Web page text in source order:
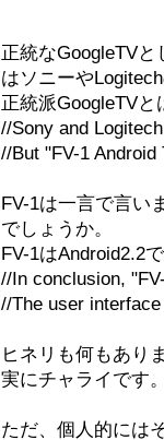
正統なGoogleTVと
はソニーや
正統派GoogleTV
//Sony and
//But "FV-1
FV-1は一言で言い
でしょうか。
FV-1はAndroid2.2
//In conclusion,
//The user
ヒネリも何もあり
実にチャライです。
ただ、個人的には